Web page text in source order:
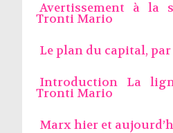
Avertissement à la
Tronti Mario
Le plan du capital, par
Introduction La
Tronti Mario
Marx hier et